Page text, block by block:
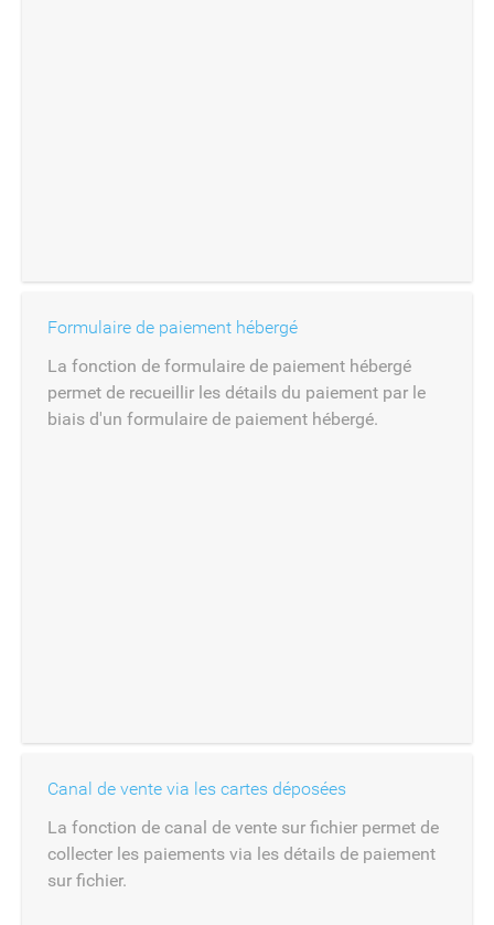
Formulaire de paiement hébergé
La fonction de formulaire de paiement hébergé
permet de recueillir les détails du paiement par le
biais d'un formulaire de paiement hébergé.
Canal de vente via les cartes déposées
La fonction de canal de vente sur fichier permet de
collecter les paiements via les détails de paiement
sur fichier.